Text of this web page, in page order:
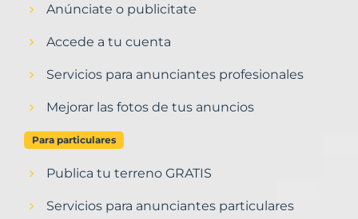
Anúnciate o publicitate
Accede a tu cuenta
Servicios para anunciantes profesionales
Mejorar las fotos de tus anuncios
Para particulares
Publica tu terreno GRATIS
Servicios para anunciantes particulares